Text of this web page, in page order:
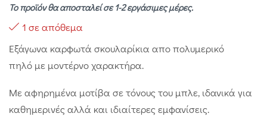
Το προϊόν θα αποσταλεί σε 1-2 εργάσιμες μέρες.
1 σε απόθεμα
Εξάγωνα καρφωτά σκουλαρίκια απο πολυμερικό
πηλό με μοντέρνο χαρακτήρα.
Με αφηρημένα μοτίβα σε τόνους του μπλε, ιδανικά για
καθημερινές αλλά και ιδιαίτερες εμφανίσεις.